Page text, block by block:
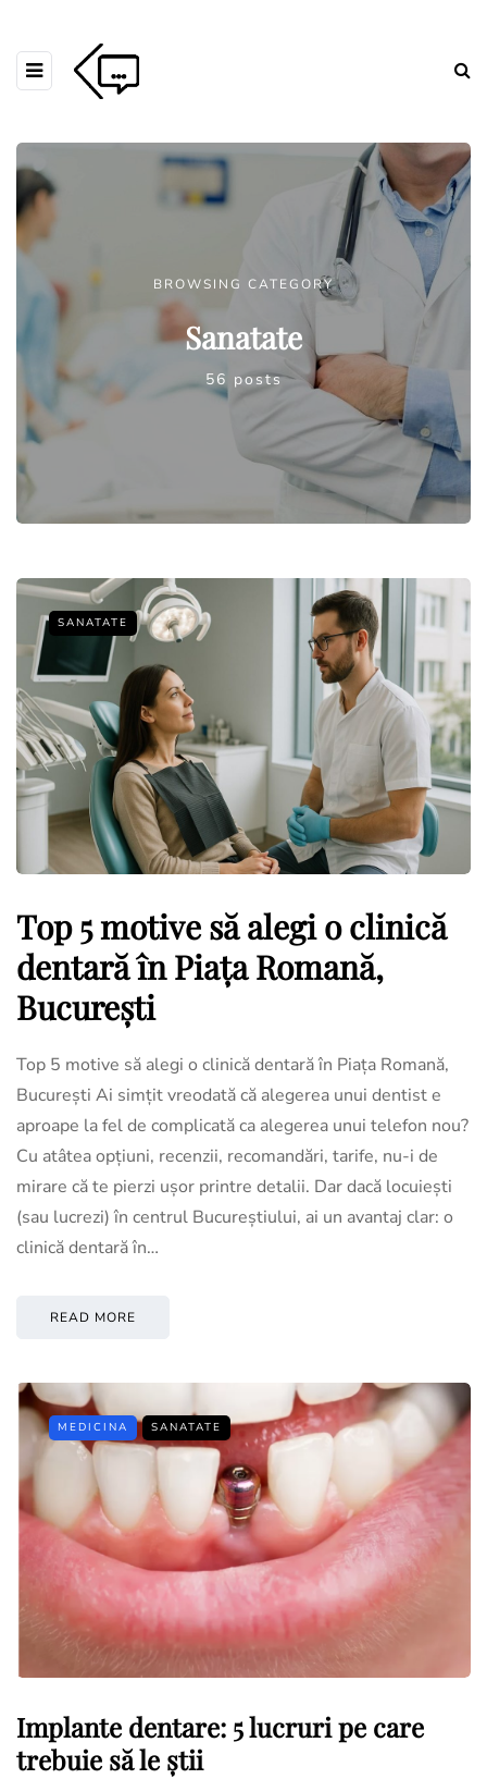
BROWSING CATEGORY
Sanatate
56 posts
SANATATE
Top 5 motive să alegi o clinică
dentară în Piața Romană,
București
Top 5 motive să alegi o clinică dentară în Piața Romană,
București Ai simțit vreodată că alegerea unui dentist e
aproape la fel de complicată ca alegerea unui telefon nou?
Cu atâtea opțiuni, recenzii, recomandări, tarife, nu-i de
mirare că te pierzi ușor printre detalii. Dar dacă locuiești
(sau lucrezi) în centrul Bucureștiului, ai un avantaj clar: o
clinică dentară în…
READ MORE
MEDICINA SANATATE
Implante dentare: 5 lucruri pe care
trebuie să le știi